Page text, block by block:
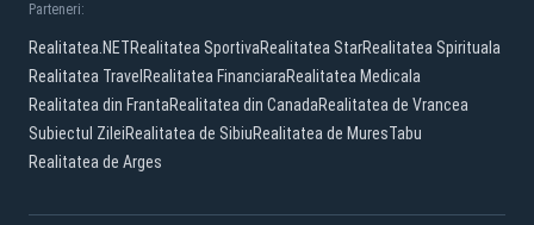
Parteneri:
Realitatea.NETRealitatea SportivaRealitatea StarRealitatea Spirituala
Realitatea Travel Realitatea FinanciaraRealitatea Medicala
Realitatea din FrantaRealitatea din CanadaRealitatea de Vrancea
Subiectul ZileiRealitatea de SibiuRealitatea de MuresTabu
Realitatea de Arges